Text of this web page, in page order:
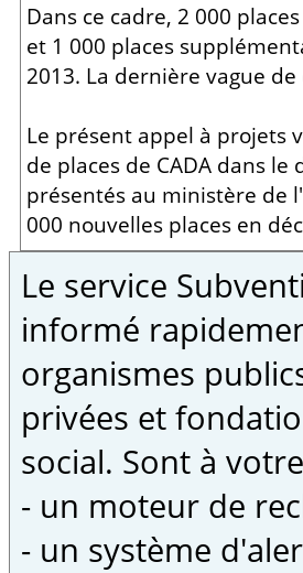
Dans ce cadre, 2 000
et 1 000 places
2013. La dernière vague
Le présent appel à projets
de places de CADA dans
présentés au ministère de
000 nouvelles places en
Le service
informé
organismes
privées et
social. Sont à
- un moteur de
- un système